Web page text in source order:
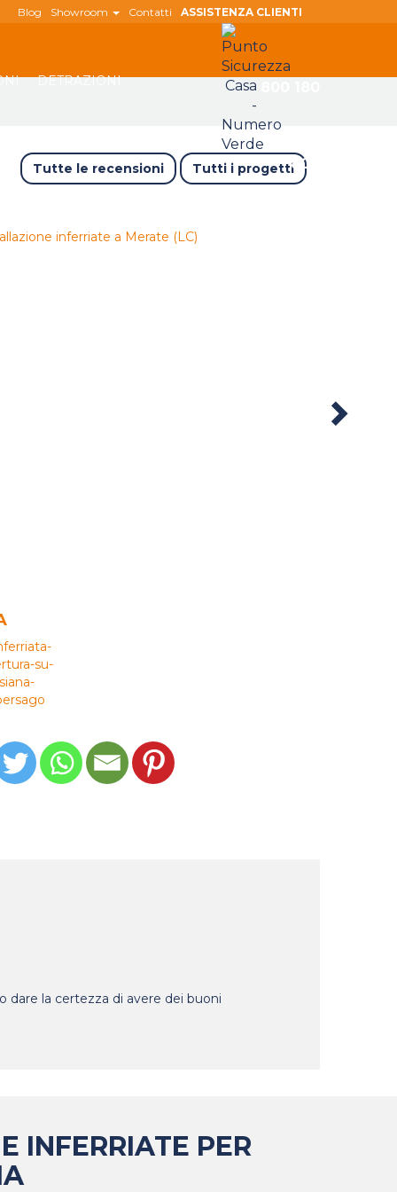
Blog Showroom Contatti ASSISTENZA CLIENTI
DETRAZIONI
808
Tutte le recensioni Tutti i progetti
Next
dare la certezza di avere dei buoni
INFERRIATE PER